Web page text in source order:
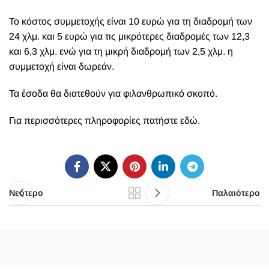
Το κόστος συμμετοχής είναι 10 ευρώ για τη διαδρομή των
24 χλμ. και 5 ευρώ για τις μικρότερες διαδρομές των 12,3
και 6,3 χλμ. ενώ για τη μικρή διαδρομή των 2,5 χλμ. η
συμμετοχή είναι δωρεάν.
Τα έσοδα θα διατεθούν για φιλανθρωπικό σκοπό.
Για περισσότερες πληροφορίες πατήστε εδώ.
Νεότερο Παλαιότερο